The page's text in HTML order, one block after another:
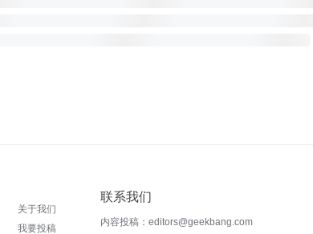
关于我们
我要投稿
联系我们
内容投稿：editors@geekbang.com